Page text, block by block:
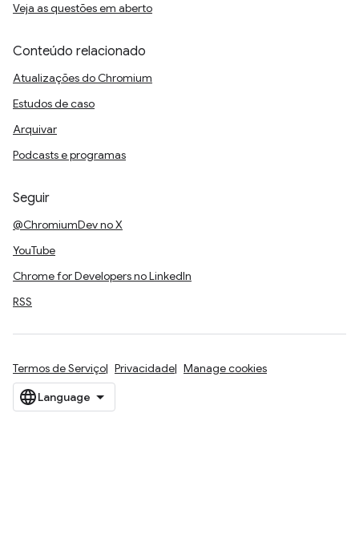
Veja as questões em aberto
Conteúdo relacionado
Atualizações do Chromium
Estudos de caso
Arquivar
Podcasts e programas
Seguir
@ChromiumDev no X
YouTube
Chrome for Developers no LinkedIn
RSS
Termos de Serviço Privacidade Manage cookies